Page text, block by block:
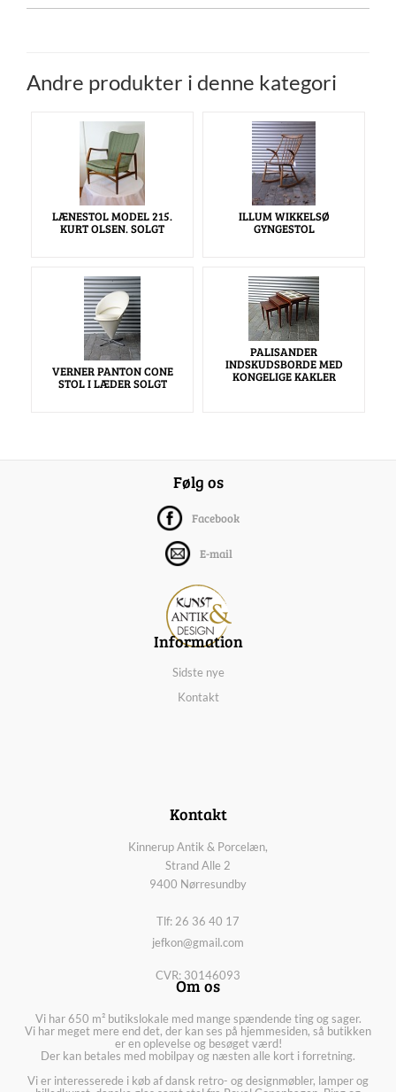
Andre produkter i denne kategori
LÆNESTOL MODEL 215.
KURT OLSEN. SOLGT
ILLUM WIKKELSØ
GYNGESTOL
VERNER PANTON CONE
STOL I LÆDER SOLGT
PALISANDER
INDSKUDSBORDE MED
KONGELIGE KAKLER
Følg os
Facebook
E-mail
Information
Sidste nye
Kontakt
Kontakt
Kinnerup Antik & Porcelæn,
Strand Alle 2
9400 Nørresundby
Tlf: 26 36 40 17
jefkon@gmail.com
CVR: 30146093
Om os
Vi har 650 m² butikslokale med mange spændende ting og sager.
Vi har meget mere end det, der kan ses på hjemmesiden, så butikken
er en oplevelse og besøget værd!
Der kan betales med mobilpay og næsten alle kort i forretning.
Vi er interesserede i køb af dansk retro- og designmøbler, lamper og